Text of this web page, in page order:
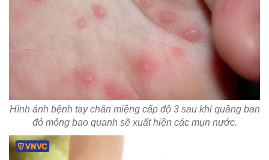
Hình ảnh bệnh tay chân miệng cấp độ 3 sau khi quầng ban
đỏ mỏng bao quanh sẽ xuất hiện các mụn nước.